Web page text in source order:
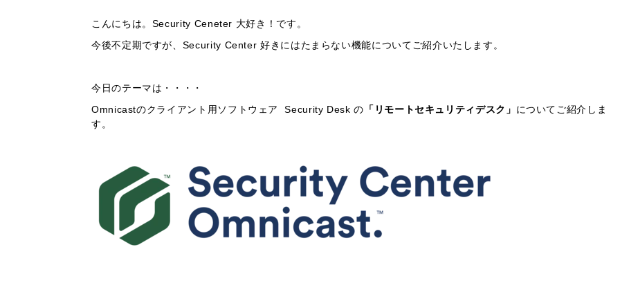
こんにちは。Security Ceneter 大好き！です。
今後不定期ですが、Security Center 好きにはたまらない機能についてご紹介いたします。
今日のテーマは・・・・
Omnicastのクライアント用ソフトウェア Security Desk の 「リモートセキュリティデスク」 についてご紹介しま
す。